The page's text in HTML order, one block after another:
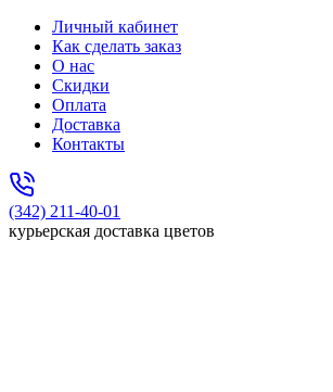
Личный кабинет
Как сделать заказ
О нас
Скидки
Оплата
Доставка
Контакты
(342) 211-40-01
курьерская доставка цветов